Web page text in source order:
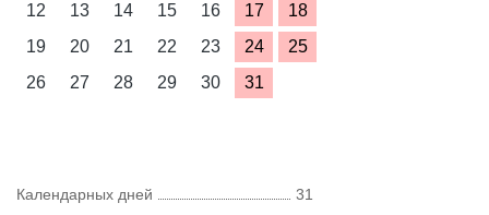
12
13 14 15 16 17
18
19
20 21 22 23 24
25
26
27 28 29 30 31
Календарных дней
31